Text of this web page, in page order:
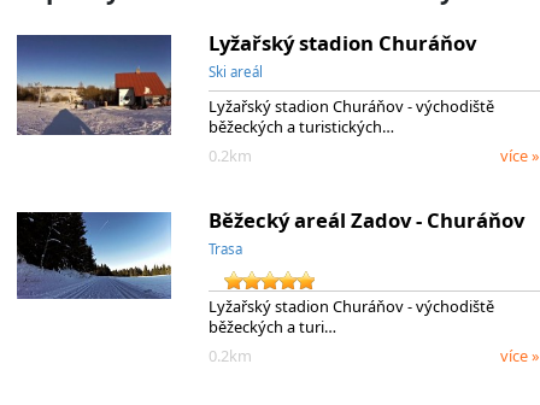
Lyžařský stadion Churáňov
Ski areál
Lyžařský stadion Churáňov - východiště
běžeckých a turistických…
0.2km
více »
Běžecký areál Zadov - Churáňov
Trasa
Lyžařský stadion Churáňov - východiště
běžeckých a turi…
0.2km
více »